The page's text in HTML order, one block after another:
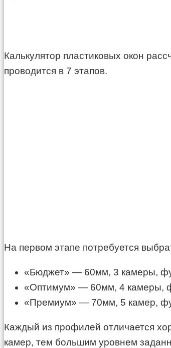
Калькулятор пластиковых окон
проводится в 7 этапов.
На первом этапе потребуется
«Бюджет» — 60мм, 3 камеры,
«Оптимум» — 60мм, 4 камеры,
«Премиум» — 70мм, 5 камер,
Каждый из профилей отличается
камер, тем большим уровнем